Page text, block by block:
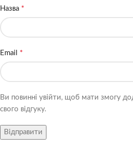
Назва *
Email *
Ви повинні увійти, щоб мати змогу
свого відгуку.